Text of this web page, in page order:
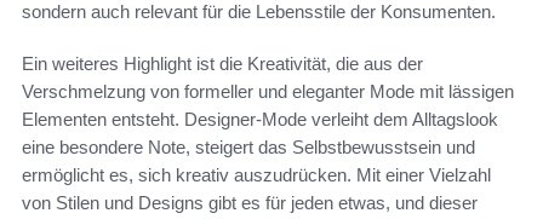
sondern auch relevant für die Lebensstile der Konsumenten.
Ein weiteres Highlight ist die Kreativität, die aus der
Verschmelzung von formeller und eleganter Mode mit lässigen
Elementen entsteht. Designer-Mode verleiht dem Alltagslook
eine besondere Note, steigert das Selbstbewusstsein und
ermöglicht es, sich kreativ auszudrücken. Mit einer Vielzahl
von Stilen und Designs gibt es für jeden etwas, und dieser